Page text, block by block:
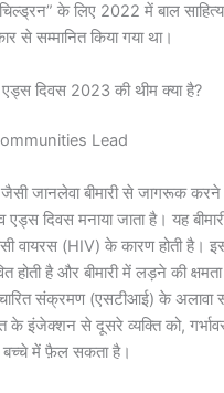
के लिए 2022 में बाल
से सम्मानित किया गया था।
एड्स दिवस 2023 की थीम क्या है?
Lead
जानलेवा बीमारी से जागरूक
एड्स दिवस मनाया जाता है। यह
वायरस (HIV) के कारण होती है।
होती है और बीमारी में लड़ने की
संक्रमण (एसटीआई) के अलावा
के इंजेक्शन से दूसरे व्यक्ति को,
बच्चे में फ़ैल सकता है।